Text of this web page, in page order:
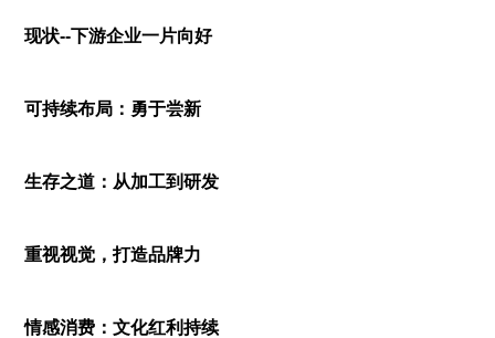
现状--下游企业一片向好
可持续布局：勇于尝新
生存之道：从加工到研发
重视视觉，打造品牌力
情感消费：文化红利持续